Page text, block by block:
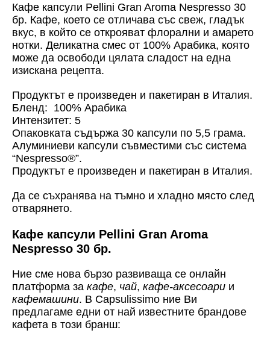
Кафе капсули Pellini Gran Aroma Nespresso 30
бр. Кафе, което се отличава със свеж, гладък
вкус, в който се открояват флорални и амарето
нотки. Деликатна смес от 100% Арабика, която
може да освободи цялата сладост на една
изискана рецепта.
Продуктът е произведен и пакетиран в Италия.
Бленд: 100% Арабика
Интензитет: 5
Опаковката съдържа 30 капсули по 5,5 грама.
Алуминиеви капсули съвместими със система
“Nespresso®”.
Продуктът е произведен и пакетиран в Италия.
Да се съхранява на тъмно и хладно място след
отварянето.
Кафе капсули Pellini Gran Aroma
Nespresso 30 бр.
Ние сме нова бързо развиваща се онлайн
платформа за кафе, чай, кафе-аксесоари и
кафемашини. В Capsulissimo ние Ви
предлагаме едни от най известните брандове
кафета в този бранш: